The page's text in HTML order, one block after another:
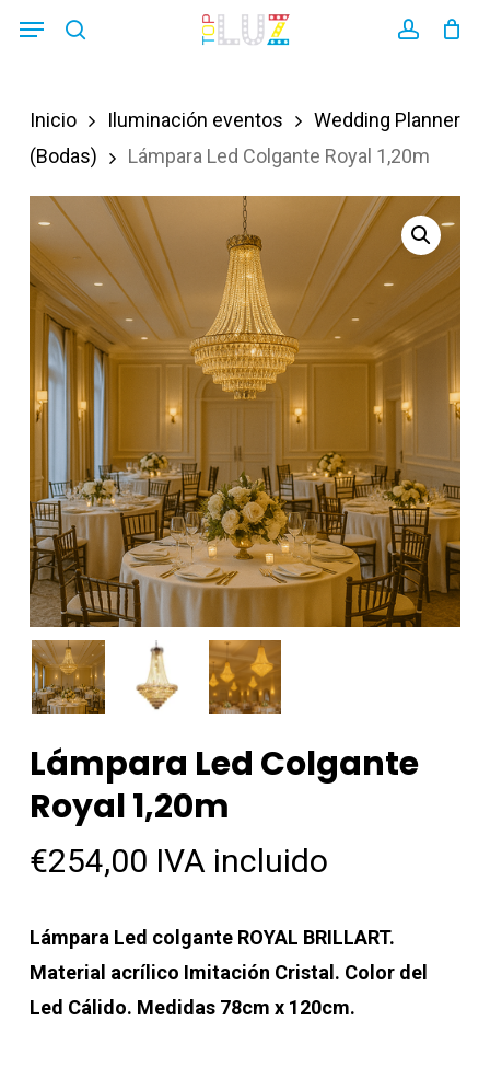
content
Menu
Inicio Iluminación eventos
Wedding Planner
(Bodas)
Lámpara Led Colgante Royal 1,20m
Lámpara Led Colgante
Royal 1,20m
€254,00 IVA incluido
Lámpara Led colgante ROYAL BRILLART.
Material acrílico Imitación Cristal. Color del
Led Cálido. Medidas 78cm x 120cm.